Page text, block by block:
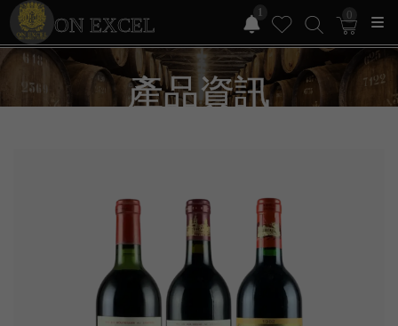
ON EXCEL
1 0
產品資訊